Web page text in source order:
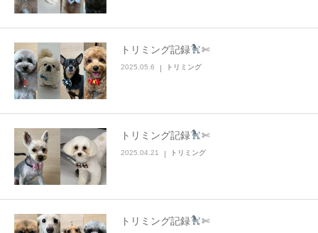
トリミング記録 ✄
2025.05.6 トリミング
トリミング記録 ✄
2025.04.21 トリミング
トリミング記録 ✄